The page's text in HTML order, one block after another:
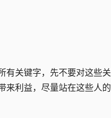
关键字，先不要对这些
利益，尽量站在这些人的